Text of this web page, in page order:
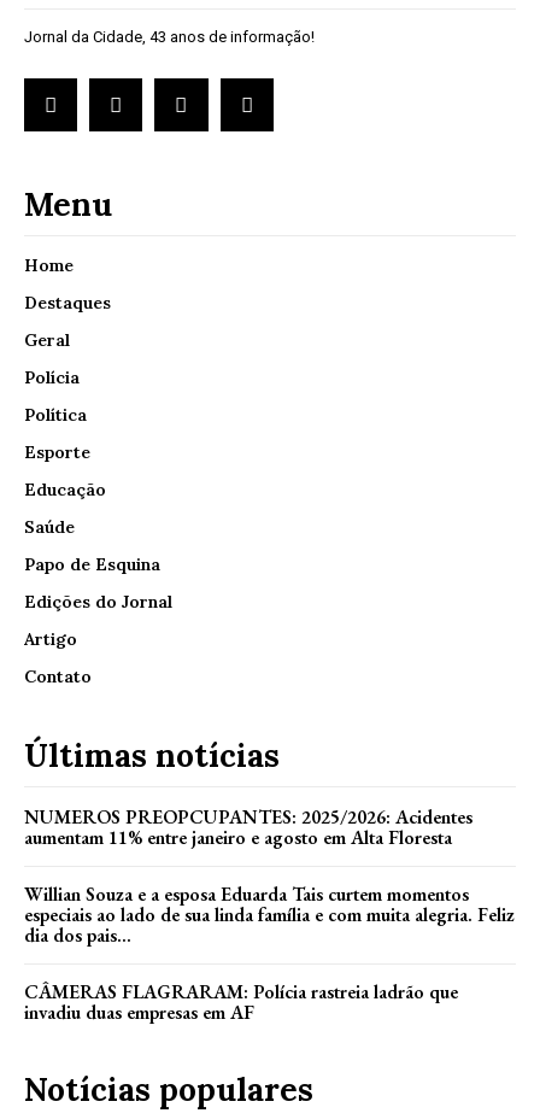
Jornal da Cidade, 43 anos de informação!
Menu
Home
Destaques
Geral
Polícia
Política
Esporte
Educação
Saúde
Papo de Esquina
Edições do Jornal
Artigo
Contato
Últimas notícias
NUMEROS PREOPCUPANTES: 2025/2026: Acidentes
aumentam 11% entre janeiro e agosto em Alta Floresta
Willian Souza e a esposa Eduarda Tais curtem momentos
especiais ao lado de sua linda família e com muita alegria. Feliz
dia dos pais...
CÂMERAS FLAGRARAM: Polícia rastreia ladrão que
invadiu duas empresas em AF
Notícias populares